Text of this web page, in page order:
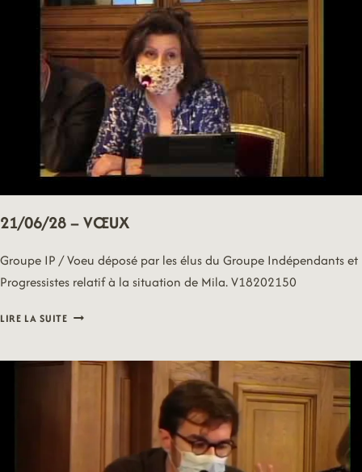
21/06/28 – VŒUX
Groupe IP / Voeu déposé par les élus du Groupe Indépendants et
Progressistes relatif à la situation de Mila. V18202150
LIRE LA SUITE21/06/28